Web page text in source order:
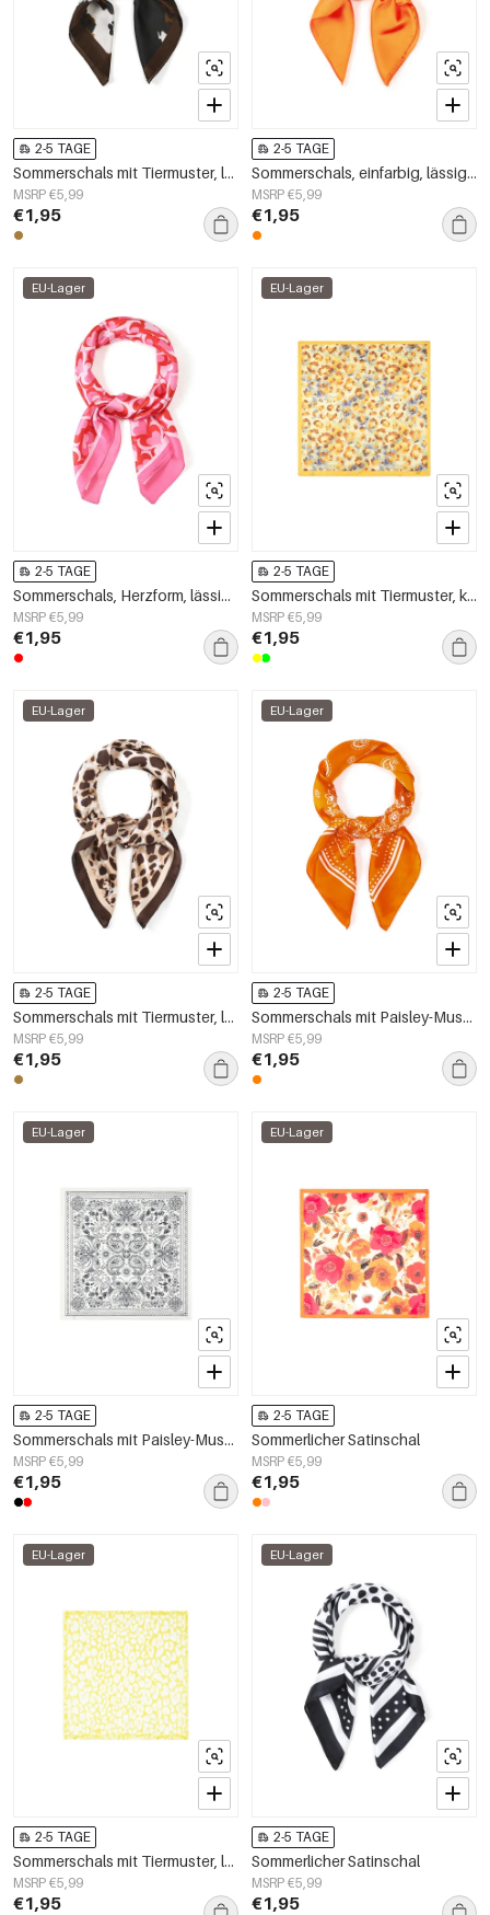
2-5 TAGE
Sommerschals mit Tiermuster, lässiges Polyester, Alltagsaccessoires
MSRP €5,99
€1,95
2-5 TAGE
Sommerschals, einfarbig, lässig, aus Polyester, Alltagsaccessoires
MSRP €5,99
€1,95
EU-Lager
2-5 TAGE
Sommerschals, Herzform, lässig, Polyester, Alltagsaccessoires
MSRP €5,99
€1,95
EU-Lager
2-5 TAGE
Sommerschals mit Tiermuster, klassisches Polyester, Alltagsaccessoires
MSRP €5,99
€1,95
EU-Lager
2-5 TAGE
Sommerschals mit Tiermuster, lässiges Polyester, Alltagsaccessoires
MSRP €5,99
€1,95
EU-Lager
2-5 TAGE
Sommerschals mit Paisley-Muster, lässiges Polyester, Alltagsaccessoires
MSRP €5,99
€1,95
EU-Lager
2-5 TAGE
Sommerschals mit Paisley-Muster, klassisches Polyester, Alltagsaccessoires
MSRP €5,99
€1,95
EU-Lager
2-5 TAGE
Sommerlicher Satinschal
MSRP €5,99
€1,95
EU-Lager
2-5 TAGE
Sommerschals mit Tiermuster, lässiges Polyester, Alltagsaccessoires
MSRP €5,99
€1,95
EU-Lager
2-5 TAGE
Sommerlicher Satinschal
MSRP €5,99
€1,95